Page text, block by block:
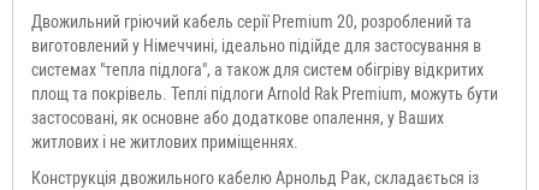
Двожильний гріючий кабель серії Premium 20, розроблений та
виготовлений у Німеччині, ідеально підійде для застосування в
системах "тепла підлога", а також для систем обігріву відкритих
площ та покрівель. Теплі підлоги Arnold Rak Premium, можуть бути
застосовані, як основне або додаткове опалення, у Ваших
житлових і не житлових приміщеннях.
Конструкція двожильного кабелю Арнольд Рак, складається із